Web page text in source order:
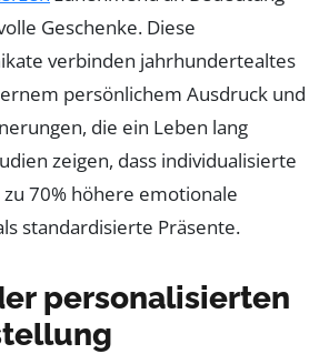
Geschenke. Diese
verbinden jahrhundertealtes
persönlichem Ausdruck und
die ein Leben lang
zeigen, dass individualisierte
70% höhere emotionale
standardisierte Präsente.
personalisierten